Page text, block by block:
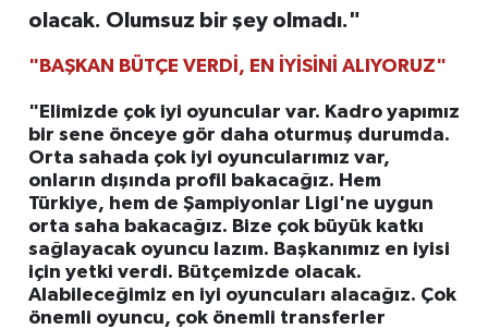
olacak. Olumsuz bir şey olmadı."
"BAŞKAN BÜTÇE VERDİ, EN İYİSİNİ ALIYORUZ"
"Elimizde çok iyi oyuncular var. Kadro yapımız
bir sene önceye gör daha oturmuş durumda.
Orta sahada çok iyi oyuncularımız var,
onların dışında profil bakacağız. Hem
Türkiye, hem de Şampiyonlar Ligi'ne uygun
orta saha bakacağız. Bize çok büyük katkı
sağlayacak oyuncu lazım. Başkanımız en iyisi
için yetki verdi. Bütçemizde olacak.
Alabileceğimiz en iyi oyuncuları alacağız. Çok
önemli oyuncu, çok önemli transferler